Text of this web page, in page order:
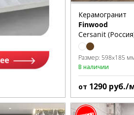
Керамогранит
Finwood
Cersanit
Размер: 598x185
В наличии
от 1290 руб./